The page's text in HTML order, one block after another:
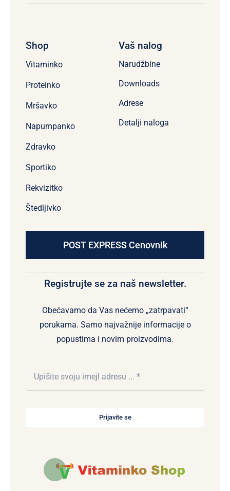
Shop
Vitaminko
Proteinko
Mršavko
Napumpanko
Zdravko
Sportiko
Rekvizitko
Štedljivko
Vaš nalog
Narudžbine
Downloads
Adrese
Detalji naloga
POST EXPRESS Cenovnik
Registrujte se za naš newsletter.
Obećavamo da Vas nećemo „zatrpavati“
porukama. Samo najvažnije informacije o
popustima i novim proizvodima.
Prijavite se